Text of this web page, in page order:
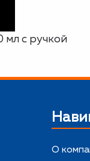
мл с ручкой
О